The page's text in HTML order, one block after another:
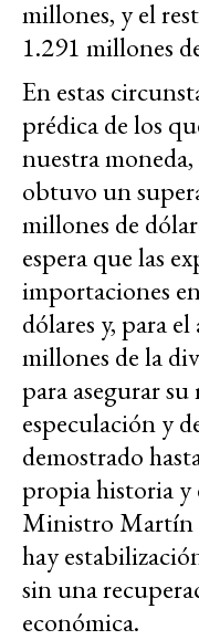
millones, y el
1.291 millones
En estas
prédica de los
nuestra
obtuvo un
millones de
espera que las
importaciones
dólares y, para
millones de la
para asegurar
especulación y
demostrado
propia historia y
Ministro Martín
hay
sin una
económica.